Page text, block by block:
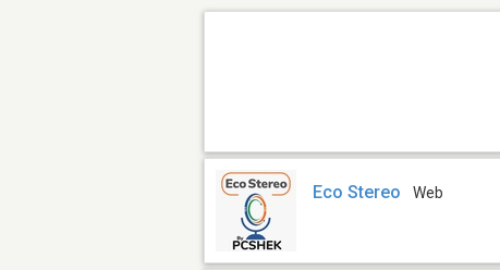
Eco Stereo Web